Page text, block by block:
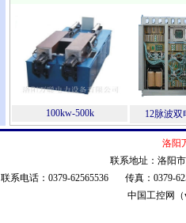
100kw-500k 12脉波
洛阳
联系地址：洛阳
联系电话：0379-62565536 传真：0379-
中国工控网（